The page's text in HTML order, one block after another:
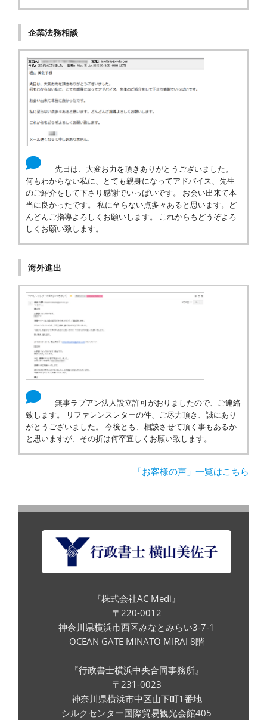
企業法務相談
先日は、大変お力を頂きありがとうございました。
何もわからない私に、とても親身になってアドバイス、先生
のご紹介をして下さり感謝でいっぱいです。 お会い出来て本
当に良かったです。 私に至らない点多々あると思います。ど
んどんご指導よろしくお願いします。 これからもどうぞよろ
しくお願い致します。
海外進出
無事ラブアン法人設立許可がおりましたので、ご連絡
致します。 リファレンスレターの件、ご尽力頂き、誠にあり
がとうございました。 今後とも、相談させて頂く事もあるか
と思いますが、その折は何卒宜しくお願い致します。
「お客様の声」一覧はこちら
『株式会社AC Medi』
〒220-0012
神奈川県横浜市西区みなとみらい3-7-1
OCEAN GATE MINATO MIRAI 8階
『行政書士横浜中央合同事務所』
〒231-0023
神奈川県横浜市中区山下町1番地
シルクセンター国際貿易観光会館405